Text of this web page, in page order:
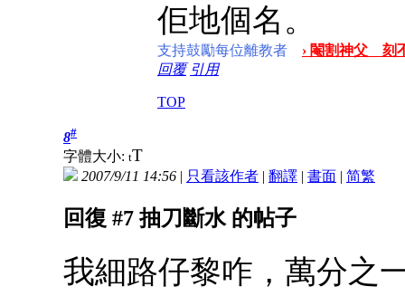
佢地個名。
支持鼓勵每位離教者
› 閹割神父 刻
回覆 引用
TOP
8#
字體大小: tT
2007/9/11 14:56 | 只看該作者 | 翻譯 | 書面 | 简繁
回復 #7 抽刀斷水 的帖子
我細路仔黎咋，萬分之